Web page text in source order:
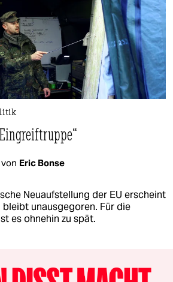
Eric Bonse
Neuaufstellung der EU erscheint
unausgegoren. Für die
es ohnehin zu spät.